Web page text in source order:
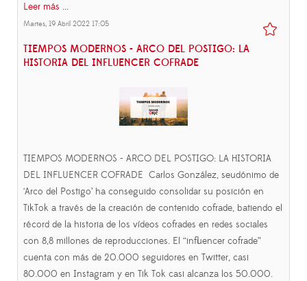
Leer más ...
Martes, 19 Abril 2022 17:05
TIEMPOS MODERNOS - ARCO DEL POSTIGO: LA
HISTORIA DEL INFLUENCER COFRADE
TIEMPOS MODERNOS - ARCO DEL POSTIGO: LA HISTORIA
DEL INFLUENCER COFRADE Carlos González, seudónimo de
‘Arco del Postigo’ ha conseguido consolidar su posición en
TikTok a través de la creación de contenido cofrade, batiendo el
récord de la historia de los vídeos cofrades en redes sociales
con 8,8 millones de reproducciones. El “influencer cofrade”
cuenta con más de 20.000 seguidores en Twitter, casi
80.000 en Instagram y en Tik Tok casi alcanza los 50.000.